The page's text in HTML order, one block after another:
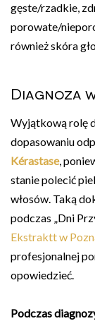
gęste/rzadkie,
porowate/
również skóra
Diagnoza
Wyjątkową rolę
dopasowaniu
Kérastase,
stanie polecić
włosów. Taką
podczas „Dni
Ekstraktt w
profesjonalnej
opowiedzieć.
Podczas